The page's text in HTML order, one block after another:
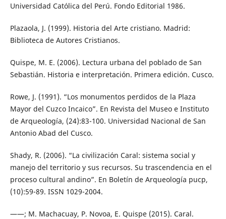
Universidad Católica del Perú. Fondo Editorial 1986.
Plazaola, J. (1999). Historia del Arte cristiano. Madrid:
Biblioteca de Autores Cristianos.
Quispe, M. E. (2006). Lectura urbana del poblado de San
Sebastián. Historia e interpretación. Primera edición. Cusco.
Rowe, J. (1991). “Los monumentos perdidos de la Plaza
Mayor del Cuzco Incaico”. En Revista del Museo e Instituto
de Arqueología, (24):83-100. Universidad Nacional de San
Antonio Abad del Cusco.
Shady, R. (2006). “La civilización Caral: sistema social y
manejo del territorio y sus recursos. Su trascendencia en el
proceso cultural andino”. En Boletín de Arqueología pucp,
(10):59-89. ISSN 1029-2004.
——; M. Machacuay, P. Novoa, E. Quispe (2015). Caral.